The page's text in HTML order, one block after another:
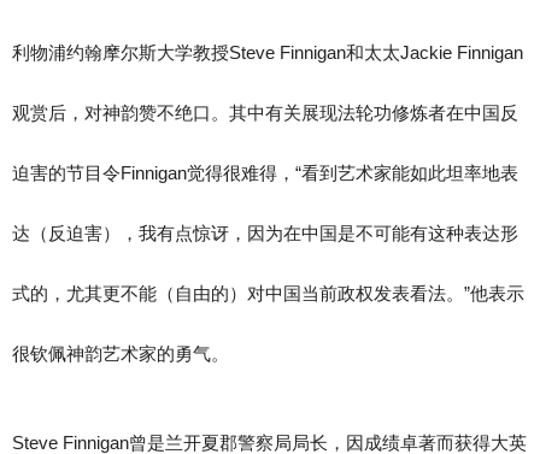
利物浦约翰摩尔斯大学教授Steve Finnigan和太太Jackie Finnigan
观赏后，对神韵赞不绝口。其中有关展现法轮功修炼者在中国反
迫害的节目令Finnigan觉得很难得，“看到艺术家能如此坦率地表
达（反迫害），我有点惊讶，因为在中国是不可能有这种表达形
式的，尤其更不能（自由的）对中国当前政权发表看法。”他表示
很钦佩神韵艺术家的勇气。
Steve Finnigan曾是兰开夏郡警察局局长，因成绩卓著而获得大英